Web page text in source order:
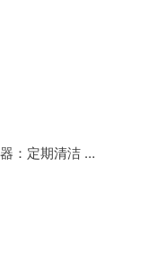
：定期清洁 …